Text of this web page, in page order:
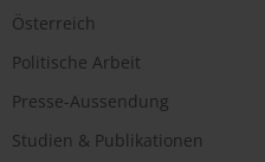
Österreich
Politische Arbeit
Presse-Aussendung
Studien & Publikationen